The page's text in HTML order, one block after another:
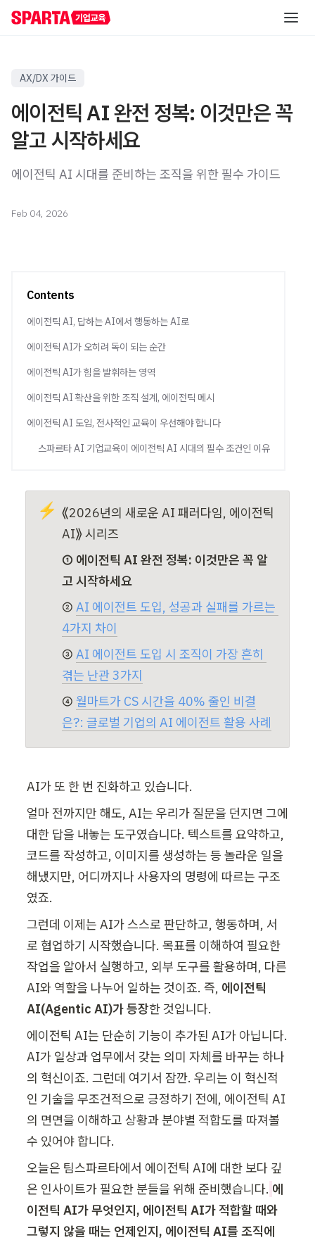
직급별 AI 교육
초급 신입사원 교육
중급 AI 해커톤
중급 AI 리더십 교육
직무별 AI 교육
직무 공통 교육
직무 특화 교육
온라인 AI 교육
세미나
블로그
기업교육 문의하기
AX/DX 가이드
에이전틱 AI 완전 정복: 이것만은 꼭
알고 시작하세요
에이전틱 AI 시대를 준비하는 조직을 위한 필수 가이드
Feb 04, 2026
Contents
에이전틱 AI, 답하는 AI에서 행동하는 AI로
에이전틱 AI가 오히려 독이 되는 순간
에이전틱 AI가 힘을 발휘하는 영역
에이전틱 AI 확산을 위한 조직 설계, 에이전틱 메시
에이전틱 AI 도입, 전사적인 교육이 우선해야 합니다
스파르타 AI 기업교육이 에이전틱 AI 시대의 필수 조건인 이유
⚡ ⟪2026년의 새로운 AI 패러다임, 에이전틱
AI⟫ 시리즈
① 에이전틱 AI 완전 정복: 이것만은 꼭 알
고 시작하세요
② AI 에이전트 도입, 성공과 실패를 가르는
4가지 차이
③ AI 에이전트 도입 시 조직이 가장 흔히
겪는 난관 3가지
④ 월마트가 CS 시간을 40% 줄인 비결
은?: 글로벌 기업의 AI 에이전트 활용 사례
AI가 또 한 번 진화하고 있습니다.
얼마 전까지만 해도, AI는 우리가 질문을 던지면 그에
대한 답을 내놓는 도구였습니다. 텍스트를 요약하고,
코드를 작성하고, 이미지를 생성하는 등 놀라운 일을
해냈지만, 어디까지나 사용자의 명령에 따르는 구조
였죠.
그런데 이제는 AI가 스스로 판단하고, 행동하며, 서
로 협업하기 시작했습니다. 목표를 이해하여 필요한
작업을 알아서 실행하고, 외부 도구를 활용하며, 다른
AI와 역할을 나누어 일하는 것이죠. 즉, 에이전틱
AI(Agentic AI)가 등장한 것입니다.
에이전틱 AI는 단순히 기능이 추가된 AI가 아닙니다.
AI가 일상과 업무에서 갖는 의미 자체를 바꾸는 하나
의 혁신이죠. 그런데 여기서 잠깐. 우리는 이 혁신적
인 기술을 무조건적으로 긍정하기 전에, 에이전틱 AI
의 면면을 이해하고 상황과 분야별 적합도를 따져볼
수 있어야 합니다.
오늘은 팀스파르타에서 에이전틱 AI에 대한 보다 깊
은 인사이트가 필요한 분들을 위해 준비했습니다. 에
이전틱 AI가 무엇인지, 에이전틱 AI가 적합할 때와
그렇지 않을 때는 언제인지, 에이전틱 AI를 조직에